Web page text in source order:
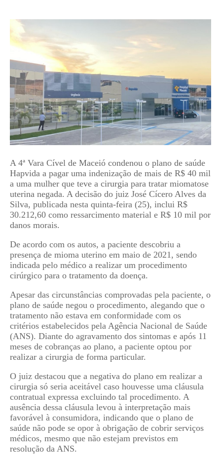
A 4ª Vara Cível de Maceió condenou o plano de saúde
Hapvida a pagar uma indenização de mais de R$ 40 mil
a uma mulher que teve a cirurgia para tratar miomatose
uterina negada. A decisão do juiz José Cícero Alves da
Silva, publicada nesta quinta-feira (25), inclui R$
30.212,60 como ressarcimento material e R$ 10 mil por
danos morais.
De acordo com os autos, a paciente descobriu a
presença de mioma uterino em maio de 2021, sendo
indicada pelo médico a realizar um procedimento
cirúrgico para o tratamento da doença.
Apesar das circunstâncias comprovadas pela paciente, o
plano de saúde negou o procedimento, alegando que o
tratamento não estava em conformidade com os
critérios estabelecidos pela Agência Nacional de Saúde
(ANS). Diante do agravamento dos sintomas e após 11
meses de cobranças ao plano, a paciente optou por
realizar a cirurgia de forma particular.
O juiz destacou que a negativa do plano em realizar a
cirurgia só seria aceitável caso houvesse uma cláusula
contratual expressa excluindo tal procedimento. A
ausência dessa cláusula levou à interpretação mais
favorável à consumidora, indicando que o plano de
saúde não pode se opor à obrigação de cobrir serviços
médicos, mesmo que não estejam previstos em
resolução da ANS.